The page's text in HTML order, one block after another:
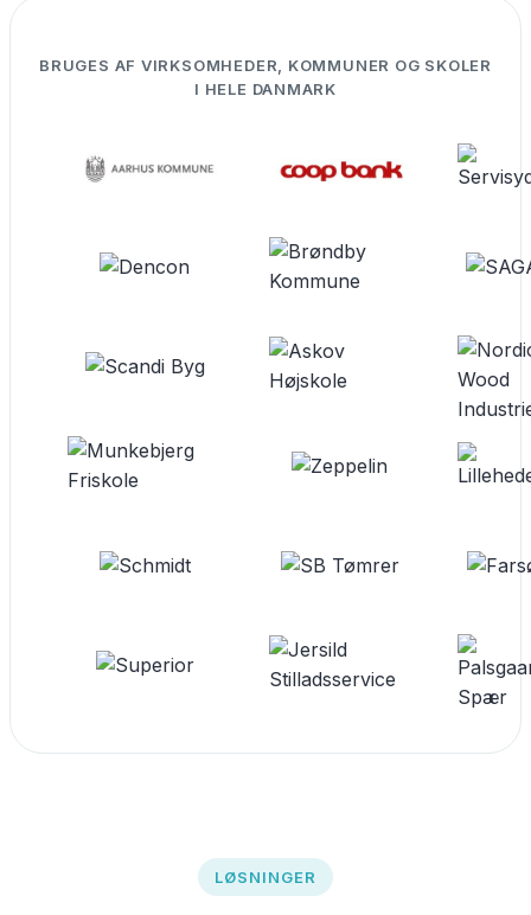
BRUGES AF VIRKSOMHEDER, KOMMUNER OG SKOLER
I HELE DANMARK
LØSNINGER